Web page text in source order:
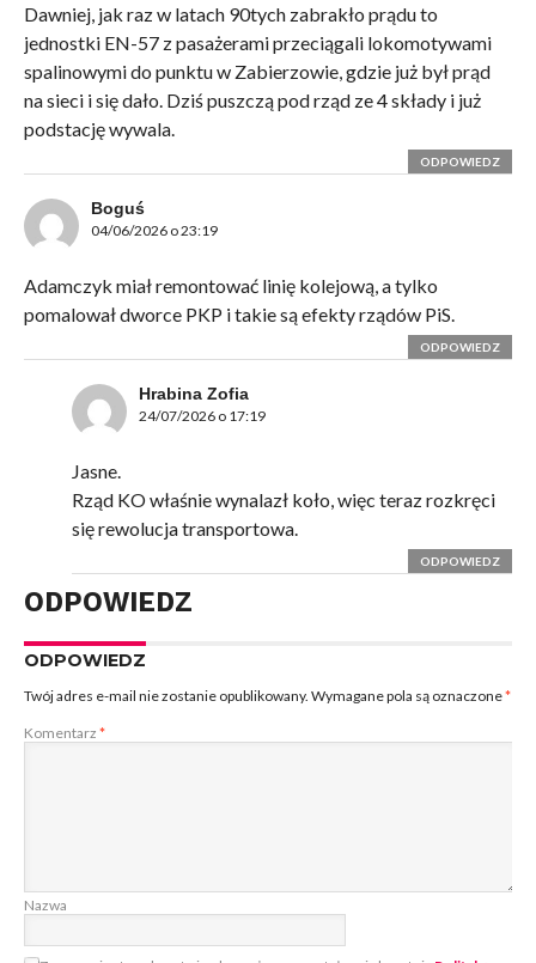
Dawniej, jak raz w latach 90tych zabrakło prądu to
jednostki EN-57 z pasażerami przeciągali lokomotywami
spalinowymi do punktu w Zabierzowie, gdzie już był prąd
na sieci i się dało. Dziś puszczą pod rząd ze 4 składy i już
podstację wywala.
ODPOWIEDZ
Boguś
04/06/2026 o 23:19
Adamczyk miał remontować linię kolejową, a tylko
pomalował dworce PKP i takie są efekty rządów PiS.
ODPOWIEDZ
Hrabina Zofia
24/07/2026 o 17:19
Jasne.
Rząd KO właśnie wynalazł koło, więc teraz rozkręci
się rewolucja transportowa.
ODPOWIEDZ
ODPOWIEDZ
ODPOWIEDZ
Twój adres e-mail nie zostanie opublikowany. Wymagane pola są oznaczone*
Komentarz *
Nazwa